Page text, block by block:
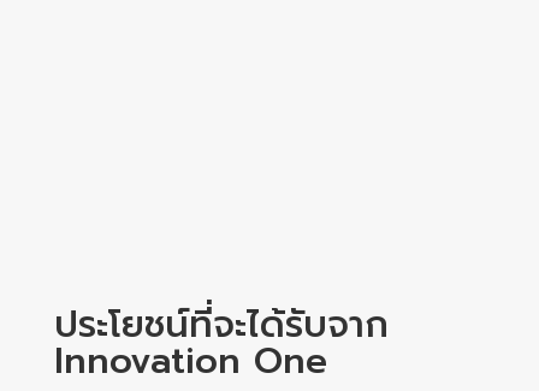
ประโยชน์ที่จะได้รับจาก
Innovation One